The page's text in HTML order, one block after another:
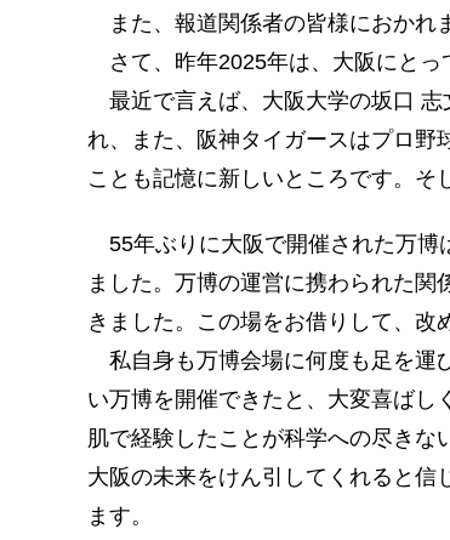
また、報道関係者の皆様におかれ
さて、昨年2025年は、大阪にとっ
最近で言えば、大阪大学の坂口 志
れ、また、阪神タイガースはプロ野
ことも記憶に新しいところです。
55年ぶりに大阪で開催された万博
ました。万博の運営に携わられた
きました。この場をお借りして、改
私自身も万博会場に何度も足を運
い万博を開催できたと、大変喜ばし
肌で経験したことが科学への尽き
大阪の未来をけん引してくれると信
ます。